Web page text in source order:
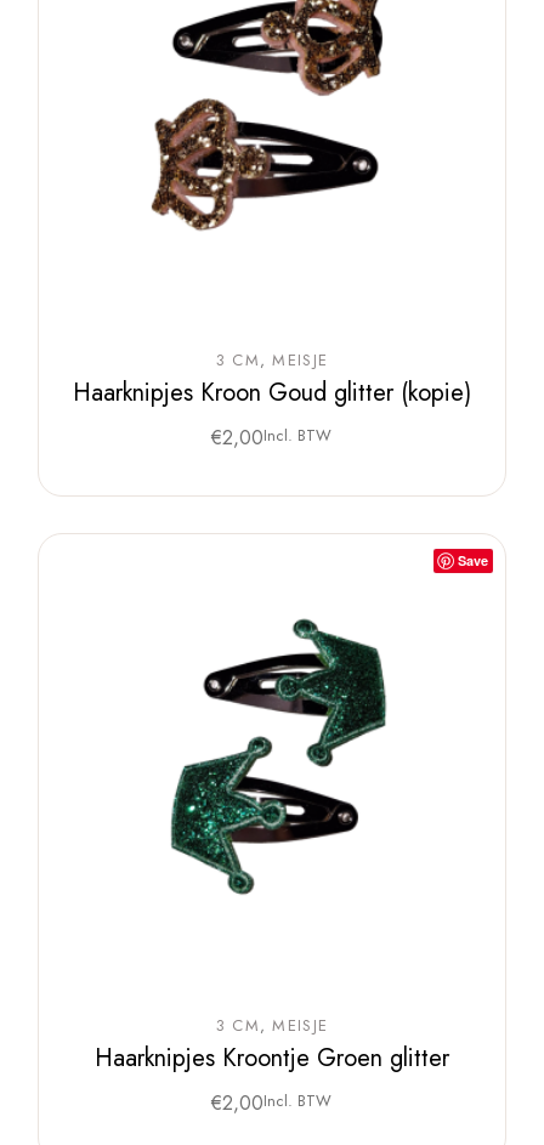
3 CM MEISJE
Haarknipjes Kroon Goud glitter (kopie)
€2,00Incl. BTW
Save
3 CM MEISJE
Haarknipjes Kroontje Groen glitter
€2,00Incl. BTW